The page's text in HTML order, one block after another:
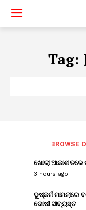
Tag:
BROWSE
ଖୋଲା ଆକାଶ ତଳେ
3 hours ago
ଦୁଷ୍କର୍ମ ମାମଲାରେ
ଦୋଷୀ ସାବ୍ୟସ୍ତ